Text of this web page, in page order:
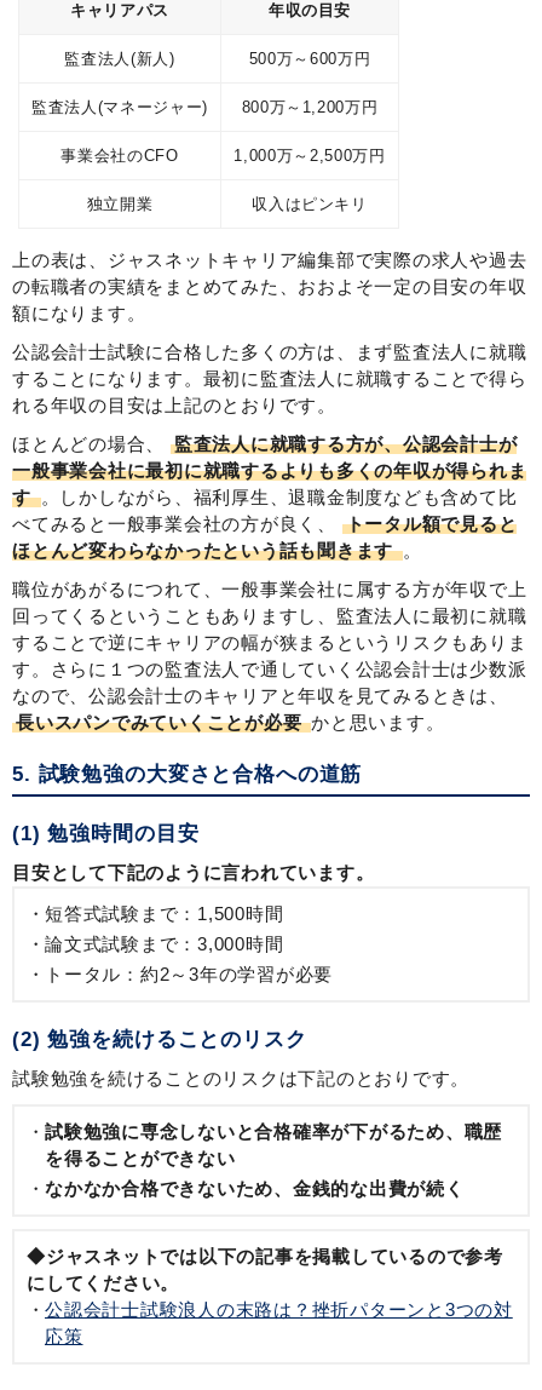
キャリアパス 年収の目安
監査法人(新人) 500万～600万円
監査法人(マネージャー) 800万～1,200万円
事業会社のCFO 1,000万～2,500万円
独立開業 収入はピンキリ
上の表は、ジャスネットキャリア編集部で実際の求人や過去
の転職者の実績をまとめてみた、おおよそ一定の目安の年収
額になります。
公認会計士試験に合格した多くの方は、まず監査法人に就職
することになります。最初に監査法人に就職することで得ら
れる年収の目安は上記のとおりです。
ほとんどの場合、
監査法人に就職する方が、公認会計士が
一般事業会社に最初に就職するよりも多くの年収が得られま
す。しかしながら、福利厚生、退職金制度なども含めて比
べてみると一般事業会社の方が良く、
トータル額で見ると
ほとんど変わらなかったという話も聞きます。
職位があがるにつれて、一般事業会社に属する方が年収で上
回ってくるということもありますし、監査法人に最初に就職
することで逆にキャリアの幅が狭まるというリスクもありま
す。さらに１つの監査法人で通していく公認会計士は少数派
なので、公認会計士のキャリアと年収を見てみるときは、
長いスパンでみていくことが必要かと思います。
5. 試験勉強の大変さと合格への道筋
(1) 勉強時間の目安
目安として下記のように言われています。
短答式試験まで：1,500時間
論文式試験まで：3,000時間
トータル：約2～3年の学習が必要
(2) 勉強を続けることのリスク
試験勉強を続けることのリスクは下記のとおりです。
試験勉強に専念しないと合格確率が下がるため、職歴
を得ることができない
なかなか合格できないため、金銭的な出費が続く
◆ジャスネットでは以下の記事を掲載しているので参考
にしてください。
公認会計士試験浪人の末路は？挫折パターンと3つの対
応策